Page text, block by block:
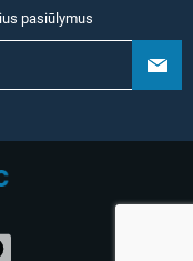
pasiūlymus